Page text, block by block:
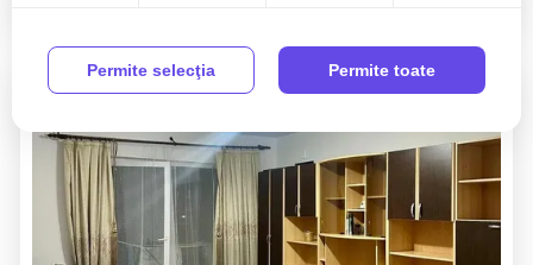
Permite selecţia Permite toate